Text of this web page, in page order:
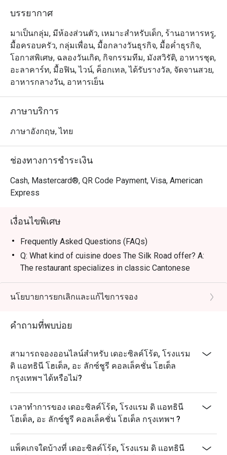
・The Silk Road (Classic Cantonese with Modern Flair
Restaurant) @ The Athenee Hotel เป็นห้องอาหารจีนระดับ
พรีเมียมที่นำเสนออาหารกวางตุ้งต้นตำรับพร้อมความทัน
สมัย ตั้งอยู่บนชั้น 3 ของโรงแรม The Athenee Hotel เดินทาง
สะดวกสบายใกล้กับ เซ็นทรัล ชิดลม, สถานเอกอัครราชทูต
เป็นส่วนตัวสูง เหมาะสำหรับการเจรจาธุรกิจ มื้อพิเศษ
สำหรับคู่รัก หรือการรวมตัวของครอบครัว
เวียร์ และ หมูหัน รสชาติต้นตำรับที่รังสรรค์โดยเชฟชาว
ฮ่องกง เมนูห้ามพลาดอื่น ๆ ได้แก่ กุ้งสายไหม ที่กรอบนอก
นุ่มใน และ ติ่มซำ กุ้งตัวโตเนื้อเด้งที่เน้นความสดใหม่ในทุก
คำ
・สำหรับคนไทย ที่นี่คือตัวเลือกระดับท็อปสำหรับมื้ออาหาร
จีนสุดหรูที่มอบบริการระดับ 5 ดาวอย่างไม่มีที่ติ ส่วนนักท่อง
เที่ยวจะประทับใจกับคุณภาพอาหารชั้นเลิศและความคุ้มค่า
ในทำเลใจกลางย่าน ถนนวิทยุ และใกล้ BTS เพลินจิต
ต้องการเพื่อรับส่วนลดสูงสุด 50% สำหรับค่าอาหาร
บรรยากาศ
มาเป็นกลุ่ม, มีห้องส่วนตัว, เหมาะสำหรับเด็ก, ร้านอาหารหรู,
มื้อครอบครัว, กลุ่มเพื่อน, มื้อกลางวันธุรกิจ, มื้อค่ำธุรกิจ,
โอกาสพิเศษ, ฉลองวันเกิด, กิจกรรมทีม, มังสวิรัติ, อาหารชุด,
อะลาคาร์ท, มื้อฟิน, ไวน์, ค็อกเทล, ได้รับรางวัล, จัดจานสวย,
อาหารกลางวัน, อาหารเย็น
ภาษาบริการ
ภาษาอังกฤษ, ไทย
ช่องทางการชำระเงิน
Cash, Mastercard®, QR Code Payment, Visa, American
Express
เงื่อนไขพิเศษ
Frequently Asked Questions (FAQs)
Q: What kind of cuisine does The Silk Road offer? A:
The restaurant specializes in classic Cantonese
cuisine elevated with a modern flair, featuring traditional
recipes and premium ingredients.
dishes include the Peking Duck served with caviar,
Barbecue Suckling Pig, Silk Thread Prawns, and a wide
Q: What is the dress code? A: The dress code is Smart
Casual. We recommend polished attire to match the
restaurant's luxury hotel setting and refined
atmosphere.
Q: How do I get to The Silk Road? A: The restaurant is
located on the 3rd floor of The Athenee Hotel on
Wireless Road. It is easily accessible via BTS
Ploenchit (Exit 2) and is near Central Chidlom.
นโยบายการยกเลิกและแก้ไขการจอง
คำถามที่พบบ่อย
สามารถจองออนไลน์สำหรับ เดอะซิลค์โร้ด, โรงแรม
ดิ แอทธินี โฮเต็ล, อะ ลักซ์ชูรี คอลเล็คชั่น โฮเต็ล
กรุงเทพฯ ได้หรือไม่?
เวลาทำการของ เดอะซิลค์โร้ด, โรงแรม ดิ แอทธินี
โฮเต็ล, อะ ลักซ์ชูรี คอลเล็คชั่น โฮเต็ล กรุงเทพฯ ?
แพ็คเกจใดบ้างที่ เดอะซิลค์โร้ด, โรงแรม ดิ แอทธินี